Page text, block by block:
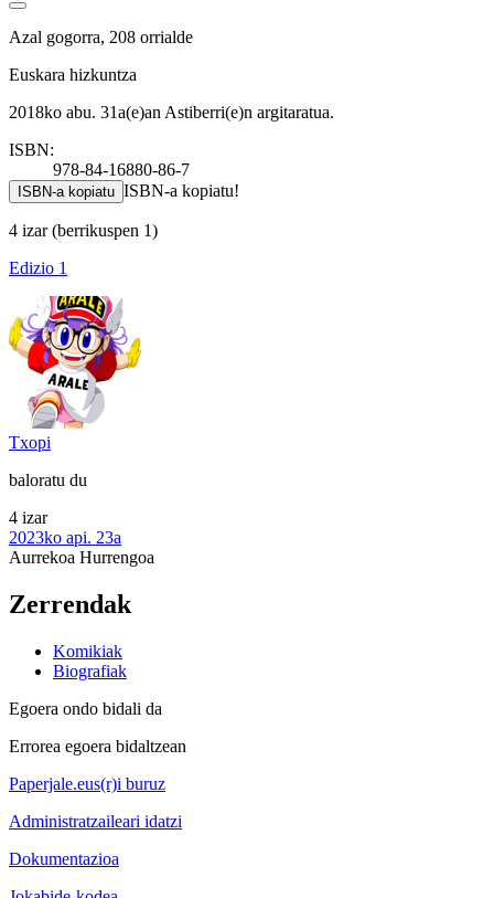
Azal gogorra, 208 orrialde
Euskara hizkuntza
2018ko abu. 31a(e)an Astiberri(e)n argitaratua.
ISBN:
978-84-16880-86-7
ISBN-a kopiatu ISBN-a kopiatu!
4 izar(berrikuspen 1)
Edizio 1
Txopi
baloratu du
4 izar
2023ko api. 23a
Aurrekoa Hurrengoa
Zerrendak
Komikiak
Biografiak
Egoera ondo bidali da
Errorea egoera bidaltzean
Paperjale.eus(r)i buruz
Administratzaileari idatzi
Dokumentazioa